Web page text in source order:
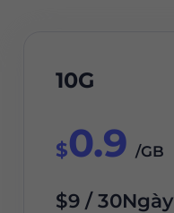
10G
$0.9 /GB
$9 / 30Ngày